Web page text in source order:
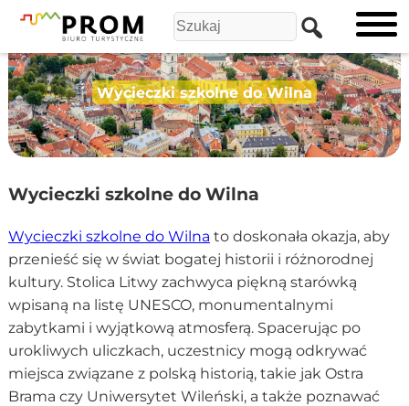
Wycieczki szkolne do Wilna
Wycieczki szkolne do Wilna
Wycieczki szkolne do Wilna to doskonała okazja, aby
przenieść się w świat bogatej historii i różnorodnej
kultury. Stolica Litwy zachwyca piękną starówką
wpisaną na listę UNESCO, monumentalnymi
zabytkami i wyjątkową atmosferą. Spacerując po
urokliwych uliczkach, uczestnicy mogą odkrywać
miejsca związane z polską historią, takie jak Ostra
Brama czy Uniwersytet Wileński, a także poznawać